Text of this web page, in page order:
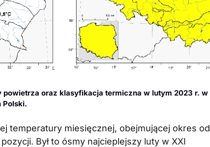
oraz klasyfikacja termiczna w lutym 2023 r. w
Polski.
temperatury miesięcznej, obejmującej okres od
Był to ósmy najcieplejszy luty w XXI